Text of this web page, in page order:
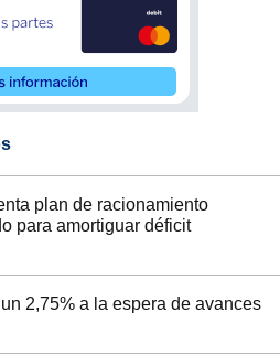
plan de racionamiento
para amortiguar déficit
2,75% a la espera de avances